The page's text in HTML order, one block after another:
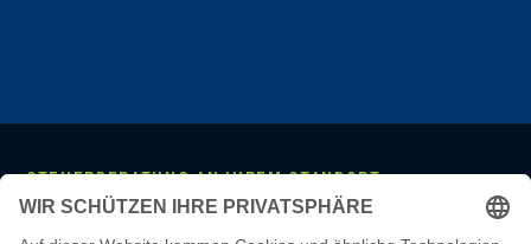
STEUERBERATUNG AN IHREM STANDORT
Mannheim· Ludwigshafen Heidelberg· Frankfurt
Darmstadt